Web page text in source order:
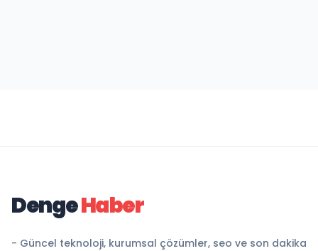
DengeHaber
- Güncel teknoloji, kurumsal çözümler, seo ve son dakika